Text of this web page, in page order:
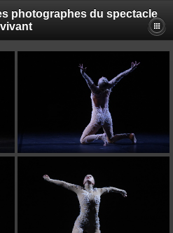
photographes du spectacle
vivant